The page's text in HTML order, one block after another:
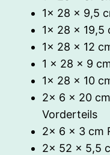
1x 28 x 9,5
1x 28 x 19,5
1x 28 x 12
1 x 28 x 9
1x 28 x 10
2x 6 x 20
Vorderteils
2x 6 x 3 cm
2x 52 x 5,5